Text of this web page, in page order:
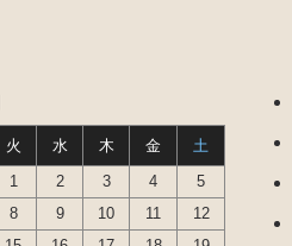
火 水 木 金
土
1
2 3 4
5
8 9 10 11
12